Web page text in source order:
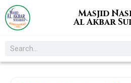
Masjid
Al Akbar